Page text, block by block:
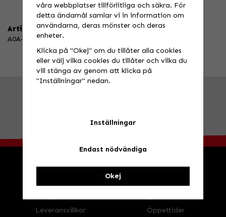
Artikelnummer:
A0A-50A1-A01-TU
Leveransvillkor
Öppettider
våra webbplatser tillförlitliga och säkra. För
detta ändamål samlar vi in information om
användarna, deras mönster och deras
enheter.
Klicka på "Okej" om du tillåter alla cookies
eller välj vilka cookies du tillåter och vilka du
vill stänga av genom att klicka på
"Inställningar" nedan.
Inställningar
Endast nödvändiga
Okej